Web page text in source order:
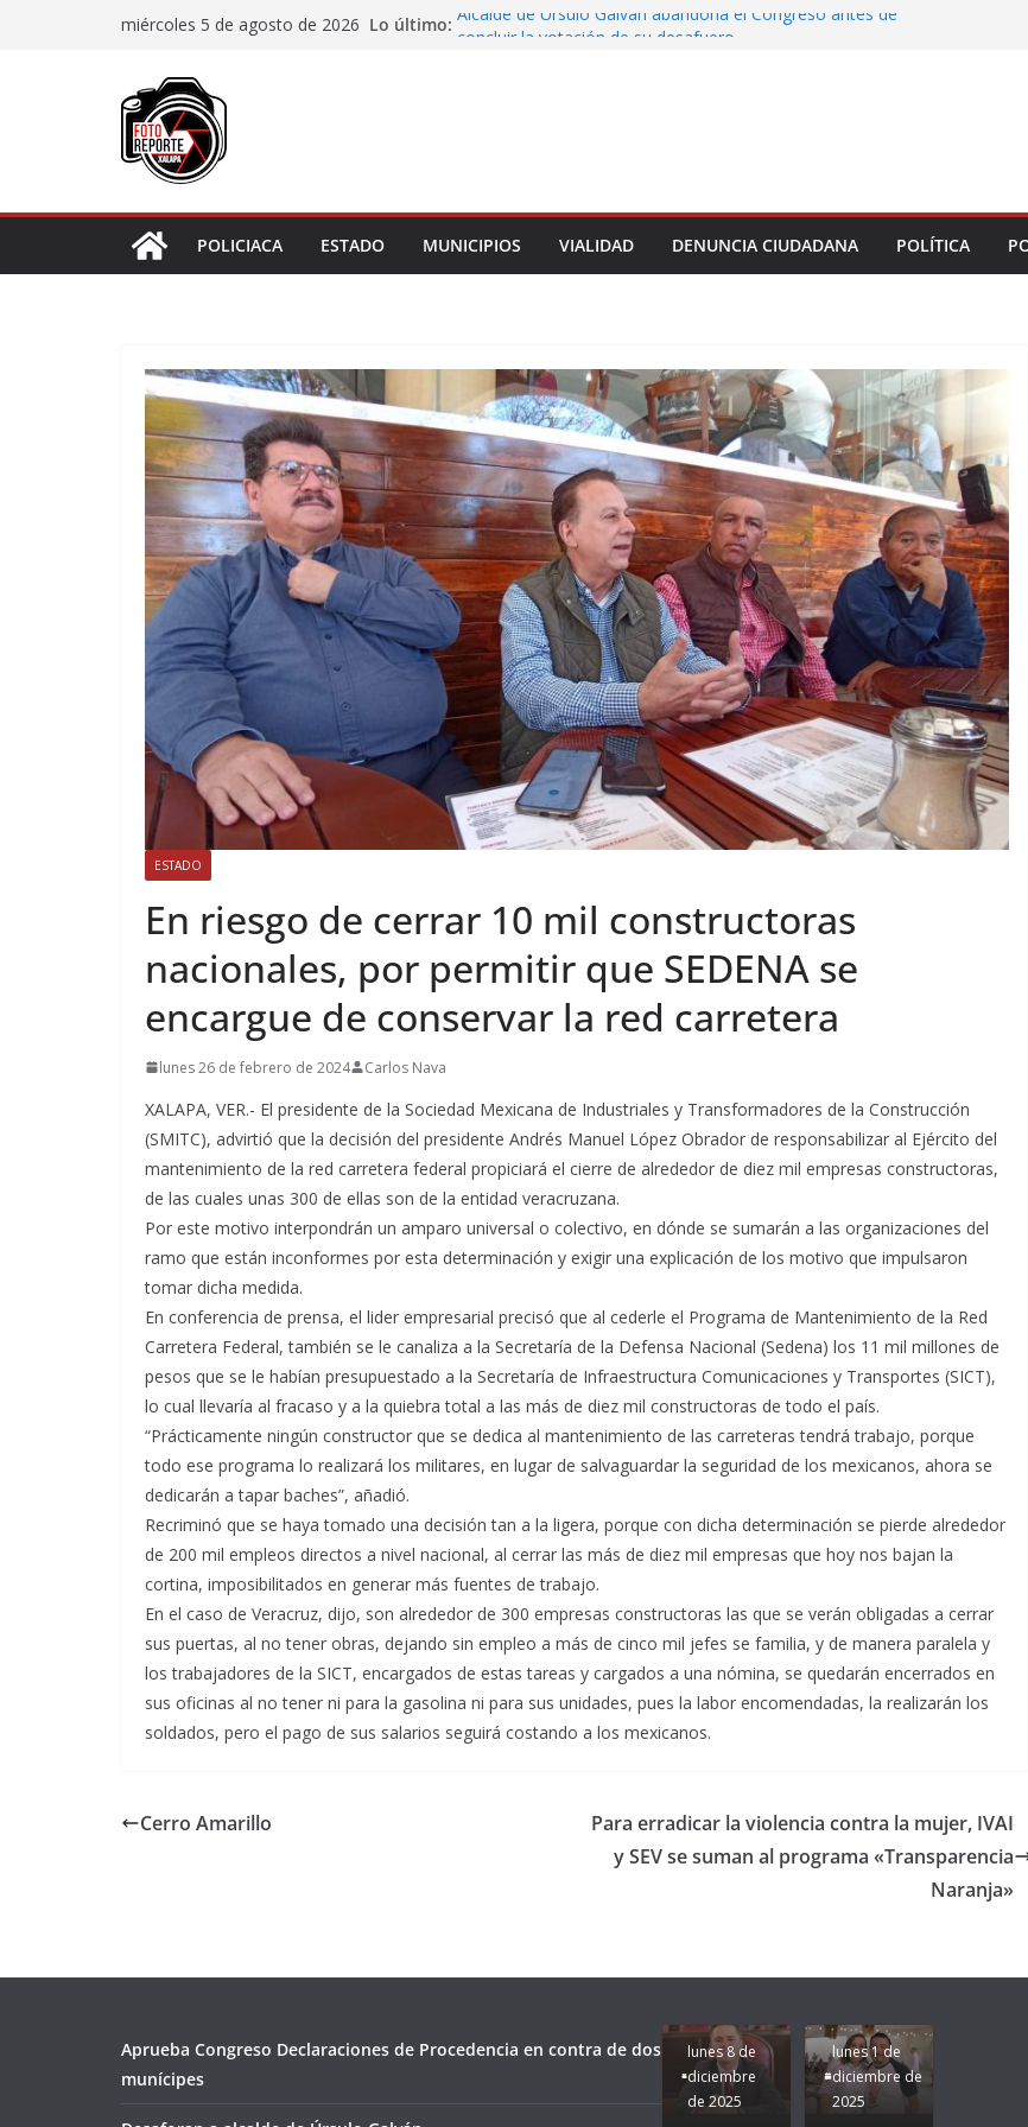
miércoles 5 de agosto de 2026 Lo último: Alcalde de Úrsulo Galván abandona el Congreso antes de
de discapacidad
POLICIACA
ESTADO MUNICIPIOS VIALIDAD DENUNCIA CIUDADANA POLÍTICA
ESTADO
En riesgo de cerrar 10 mil constructoras
nacionales, por permitir que SEDENA se
encargue de conservar la red carretera
lunes 26 de febrero de 2024 Carlos Nava
XALAPA, VER.- El presidente de la Sociedad Mexicana de Industriales y Transformadores de la Construcción
(SMITC), advirtió que la decisión del presidente Andrés Manuel López Obrador de responsabilizar al Ejército del
mantenimiento de la red carretera federal propiciará el cierre de alrededor de diez mil empresas constructoras,
de las cuales unas 300 de ellas son de la entidad veracruzana.
Por este motivo interpondrán un amparo universal o colectivo, en dónde se sumarán a las organizaciones del
ramo que están inconformes por esta determinación y exigir una explicación de los motivo que impulsaron
tomar dicha medida.
En conferencia de prensa, el lider empresarial precisó que al cederle el Programa de Mantenimiento de la Red
Carretera Federal, también se le canaliza a la Secretaría de la Defensa Nacional (Sedena) los 11 mil millones de
pesos que se le habían presupuestado a la Secretaría de Infraestructura Comunicaciones y Transportes (SICT),
lo cual llevaría al fracaso y a la quiebra total a las más de diez mil constructoras de todo el país.
“Prácticamente ningún constructor que se dedica al mantenimiento de las carreteras tendrá trabajo, porque
todo ese programa lo realizará los militares, en lugar de salvaguardar la seguridad de los mexicanos, ahora se
dedicarán a tapar baches”, añadió.
Recriminó que se haya tomado una decisión tan a la ligera, porque con dicha determinación se pierde alrededor
de 200 mil empleos directos a nivel nacional, al cerrar las más de diez mil empresas que hoy nos bajan la
cortina, imposibilitados en generar más fuentes de trabajo.
En el caso de Veracruz, dijo, son alrededor de 300 empresas constructoras las que se verán obligadas a cerrar
sus puertas, al no tener obras, dejando sin empleo a más de cinco mil jefes se familia, y de manera paralela y
los trabajadores de la SICT, encargados de estas tareas y cargados a una nómina, se quedarán encerrados en
sus oficinas al no tener ni para la gasolina ni para sus unidades, pues la labor encomendadas, la realizarán los
soldados, pero el pago de sus salarios seguirá costando a los mexicanos.
Cerro Amarillo
Para erradicar la violencia contra la mujer, IVAI
y SEV se suman al programa «Transparencia
Naranja»
Aprueba Congreso Declaraciones de Procedencia en contra de dos
munícipes
lunes 8 de
diciembre
de 2025
lunes 1 de
diciembre de
2025
Apoyo y
Seguimos la
Ruta que
Marca
Nuestra
Pongamos
de moda;
San
Andrés
Tuxtla